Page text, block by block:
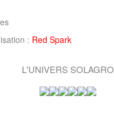
: Red Spark
L'UNIVERS SOLAGRO